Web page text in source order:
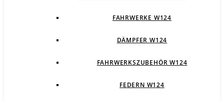
FAHRWERKE W124
DÄMPFER W124
FAHRWERKSZUBEHÖR W124
FEDERN W124